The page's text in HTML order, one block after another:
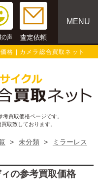
MENU
| カメラ総合買取ネット
買取価格ページです。
取致しております。
> 未分類 >
ミラーレス
の参考買取価格